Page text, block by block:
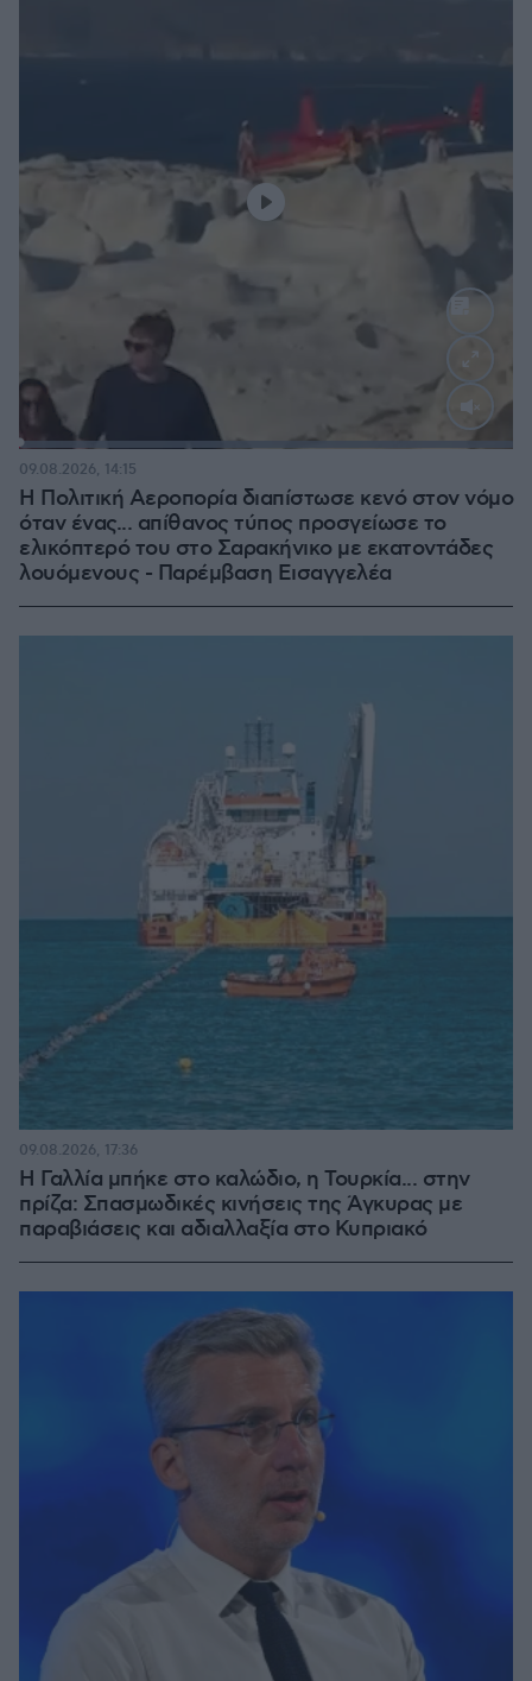
:
Η Πολιτική Αεροπορία διαπίστωσε κενό στον νόμο
όταν ένας... απίθανος τύπος προσγείωσε το
ελικόπτερό του στο Σαρακήνικο με εκατοντάδες
λουόμενους - Παρέμβαση Εισαγγελέα
09.08.2026, 14:15
Η Γαλλία μπήκε στο καλώδιο, η Τουρκία... στην
πρίζα: Σπασμωδικές κινήσεις της Άγκυρας με
παραβιάσεις και αδιαλλαξία στο Κυπριακό
09.08.2026, 17:36